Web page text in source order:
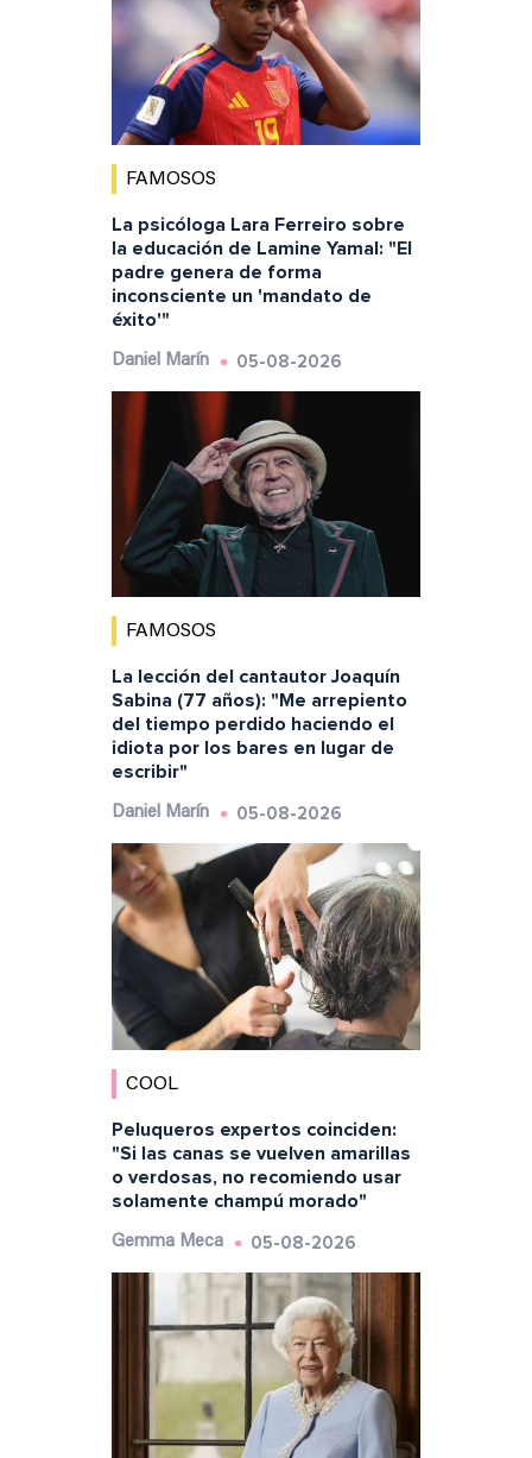
FAMOSOS
La psicóloga Lara Ferreiro sobre
la educación de Lamine Yamal: "El
padre genera de forma
inconsciente un 'mandato de
éxito'"
Daniel Marín 05-08-2026
FAMOSOS
La lección del cantautor Joaquín
Sabina (77 años): "Me arrepiento
del tiempo perdido haciendo el
idiota por los bares en lugar de
escribir"
Daniel Marín 05-08-2026
COOL
Peluqueros expertos coinciden:
"Si las canas se vuelven amarillas
o verdosas, no recomiendo usar
solamente champú morado"
Gemma Meca 05-08-2026